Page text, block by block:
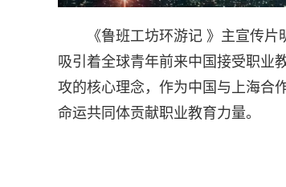
《鲁班工坊环游记 》主宣传
吸引着全球青年前来中国接受职业
攻的核心理念，作为中国与上海合
命运共同体贡献职业教育力量。